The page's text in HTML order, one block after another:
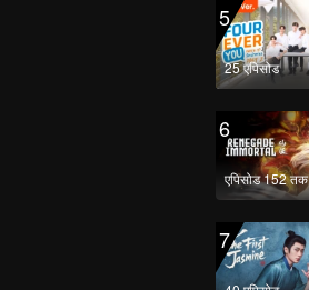
5
25 एपिसोड
6
एपिसोड 152 तक
7